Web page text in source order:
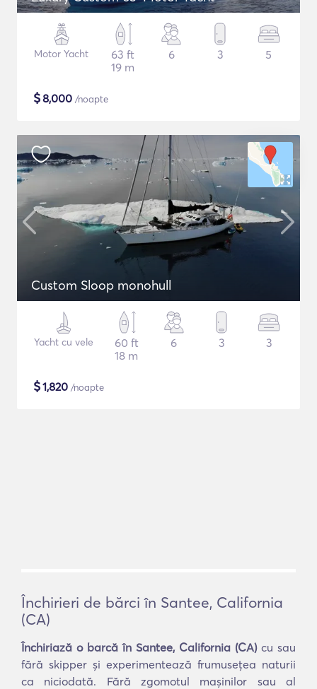
Motor Yacht
63 ft
19 m
6 3 5
$8,000 /noapte
Custom Sloop monohull
Yacht cu vele
60 ft
18 m
6 3 3
$1,820 /noapte
Închirieri de bărci în Santee, California
(CA)
Închiriază o barcă în Santee, California (CA)cu sau
fără skipper și experimentează frumusețea naturii
ca niciodată. Fără zgomotul mașinilor sau al